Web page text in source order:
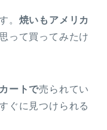
。 焼いもアメリカ
って買ってみたけ
ートで売られてい
ぐに見つけられる